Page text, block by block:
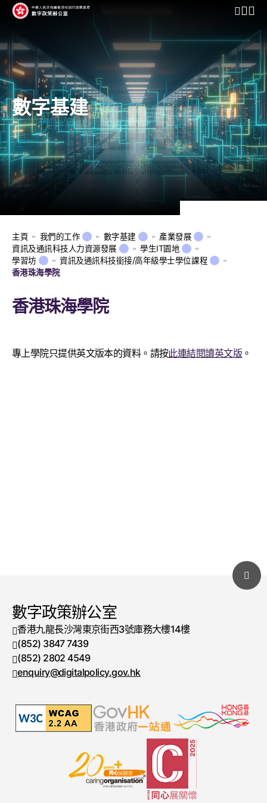
開啟行
數字基建
主頁 我們的工作 數字基建
產業發展
資訊及通訊科技人力資源發展
學生IT園地
學習坊
資訊及通訊科技銜接/高年級學士學位課程
香港珠海學院
香港珠海學院
專上學院只提供英文版本的資料。請按此連結閱讀英文版 。
數字政策辦公室
香港九龍長沙灣東京街西3號庫務大樓14樓
電話號碼
(852) 3847 7439
傳真號碼
(852) 2802 4549
enquiry@digitalpolicy.gov.hk